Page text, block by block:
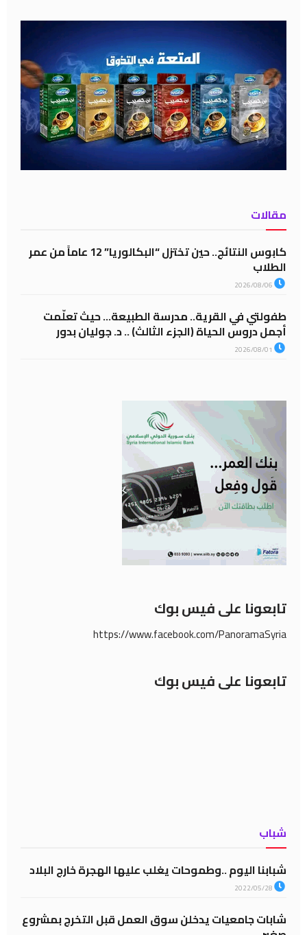
مقالات
كابوس النتائج.. حين تختزل “البكالوريا” 12 عاماً من عمر
الطلاب
طفولتي في القرية.. مدرسة الطبيعة… حيث تعلّمت
أجمل دروس الحياة (الجزء الثالث) .. د. جوليان بدور
تابعونا على فيس بوك
https://www.facebook.com/PanoramaSyria
تابعونا على فيس بوك
شباب
شبابنا اليوم ..وطموحات يغلب عليها الهجرة خارج البلاد
شابات جامعيات يدخلن سوق العمل قبل التخرج بمشروع